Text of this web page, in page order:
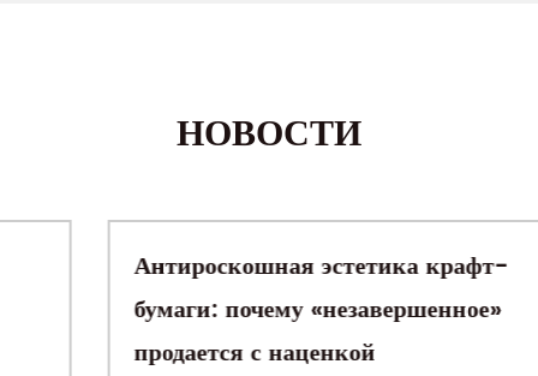
НОВОСТИ
Антироскошная эстетика крафт-
бумаги: почему «незавершенное»
продается с наценкой